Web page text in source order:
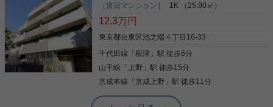
人気の日比谷線から新築情報 ５０平米超の１LDKタ
イプゆったりとしたお部屋です。 ただいまキャンペ
ーン中で礼金無しでのご紹介。 さらにはインターネ
ットも無料です。 １LDKはこのマンションにひとつ
写真(9)
詳細を見る
［賃貸マンション］ 1K （25.80㎡）
12.3万円
東京都台東区池之端４丁目16-33
千代田線 「根津 」駅 徒歩6分
山手線 「 上野 」駅 徒歩15分
京成本線 「 京成上野 」駅 徒歩11分
根津駅前センター（実用根津ホーム株式会社 根津駅前センター） スタ